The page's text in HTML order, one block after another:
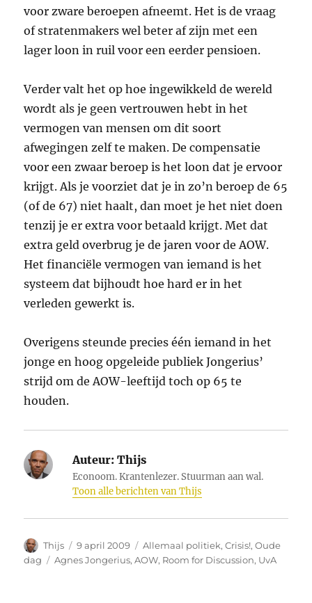
voor zware beroepen afneemt. Het is de vraag
of stratenmakers wel beter af zijn met een
lager loon in ruil voor een eerder pensioen.
Verder valt het op hoe ingewikkeld de wereld
wordt als je geen vertrouwen hebt in het
vermogen van mensen om dit soort
afwegingen zelf te maken. De compensatie
voor een zwaar beroep is het loon dat je ervoor
krijgt. Als je voorziet dat je in zo’n beroep de 65
(of de 67) niet haalt, dan moet je het niet doen
tenzij je er extra voor betaald krijgt. Met dat
extra geld overbrug je de jaren voor de AOW.
Het financiële vermogen van iemand is het
systeem dat bijhoudt hoe hard er in het
verleden gewerkt is.
Overigens steunde precies één iemand in het
jonge en hoog opgeleide publiek Jongerius’
strijd om de AOW-leeftijd toch op 65 te
houden.
Auteur: Thijs
Econoom. Krantenlezer. Stuurman aan wal.
Toon alle berichten van Thijs
Auteur
Thijs
Geplaatst
op
9 april 2009 Categorieën
Allemaal politiek,Crisis!,Oude
dag
Tags
Agnes Jongerius,AOW, Room for Discussion, UvA